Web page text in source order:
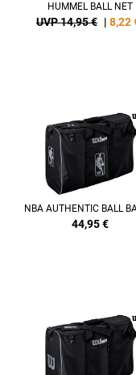
HUMMEL BALL NET
UVP 14,95 € | 8,22
NBA AUTHENTIC BALL
44,95€